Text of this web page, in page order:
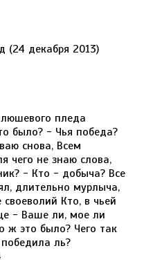
(24 декабря 2013)
пледа
было? - Чья победа?
снова, Всем
чего не знаю слова,
- Кто - добыча? Все
длительно мурлыча,
Кто, в чьей
- Ваше ли, мое ли
ж это было? Чего так
ль?